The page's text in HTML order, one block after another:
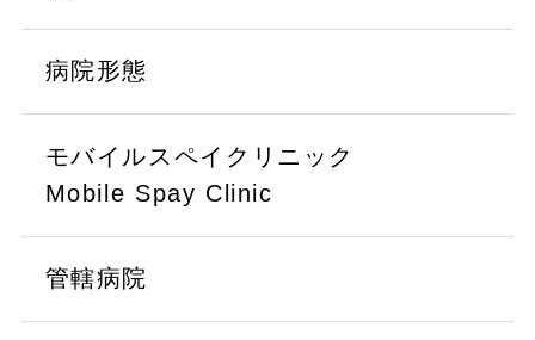
病院形態
モバイルスペイクリニック
Mobile Spay Clinic
管轄病院